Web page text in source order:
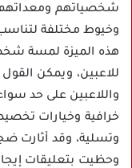
شخصياتهم
وخيوط مختلفة
هذه الميزة لمسة
للاعبين، ويمكن
واللاعبين على حد
خرافية وخيارات
وتسلية، وقد أثارت
وحظيت بتعليقات